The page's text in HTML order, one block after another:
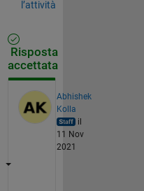
l’attività
Risposta
accettata
Abhishek
Kolla
il
11 Nov
2021